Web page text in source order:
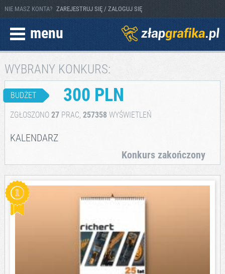
NIE MASZ KONTA? ZAREJESTRUJ SIĘ / ZALOGUJ SIĘ
menu
WYBRANY KONKURS:
BUDŻET 300 PLN
ZGŁOSZONO 27PRAC, 257358WYŚWIETLEŃ
KALENDARZ
Konkurs zakończony